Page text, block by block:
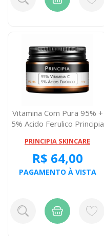
Vitamina Com Pura 95% +
5% Acido Ferulico Principia
PRINCIPIA SKINCARE
R$ 64,00
PAGAMENTO À VISTA